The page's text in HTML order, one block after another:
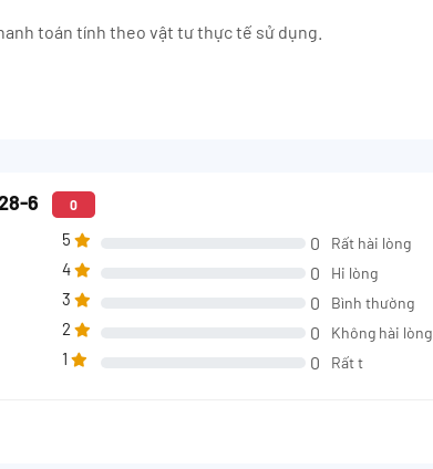
toán tính theo vật tư thực tế sử dụng.
6 0
5 0 Rất hài lòng
4 0 Hi lòng
3 0 Bình thường
2 0 Không hài lòng
1 0 Rất t